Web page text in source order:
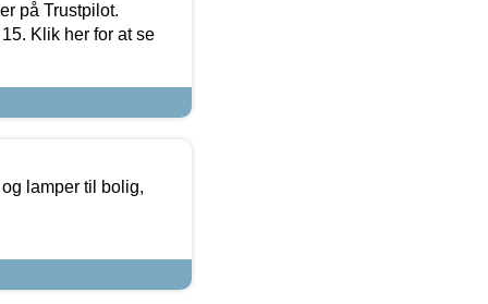
på Trustpilot.
Klik her for at se
lamper til bolig,